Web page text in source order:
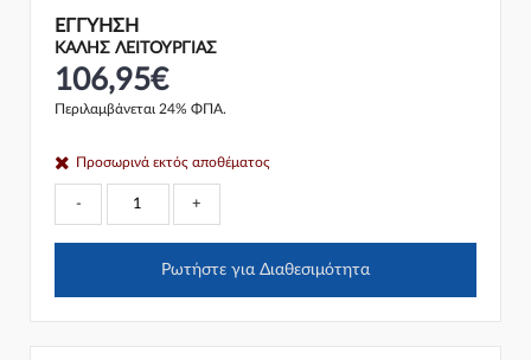
ΕΓΓΎΗΣΗ
ΚΑΛΗΣ ΛΕΙΤΟΥΡΓΙΑΣ
106,95€
Περιλαμβάνεται 24% ΦΠΑ.
Προσωρινά εκτός αποθέματος
- +
Ρωτήστε για Διαθεσιμότητα